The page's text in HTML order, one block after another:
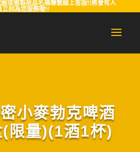
或複製商品名稱聯繫線上客服!!將會有人
立刻為您服務喔!!
小麥勃克啤酒
限量)(1酒1杯)